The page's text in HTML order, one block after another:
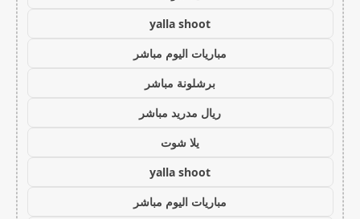
yalla shoot
مباريات اليوم مباشر
برشلونة مباشر
ريال مدريد مباشر
يلا شوت
yalla shoot
مباريات اليوم مباشر